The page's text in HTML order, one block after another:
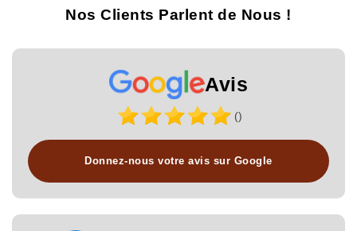
Nos Clients Parlent de Nous !
Avis
()
Donnez-nous votre avis sur Google